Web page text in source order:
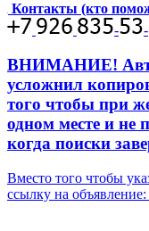
Контакты (кто
-
-
ВНИМАНИЕ!
усложнил
того чтобы при
одном месте и не
когда поиски
Вместо того чтобы
ссылку на